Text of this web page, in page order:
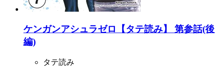
ケンガンアシュラゼロ【タテ読み】 第参話(後
編)
タテ読み